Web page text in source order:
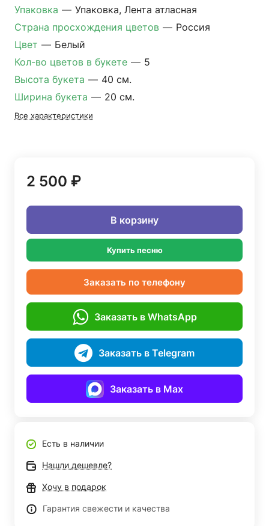
Упаковка — Упаковка, Лента атласная
Страна просхождения цветов — Россия
Цвет — Белый
Кол-во цветов в букете — 5
Высота букета — 40 см.
Ширина букета — 20 см.
Все характеристики
2 500 ₽
В корзину
Купить песню
Заказать по телефону
Заказать в WhatsApp
Заказать в Telegram
Заказать в Max
Есть в наличии
Нашли дешевле?
Хочу в подарок
Гарантия свежести и качества